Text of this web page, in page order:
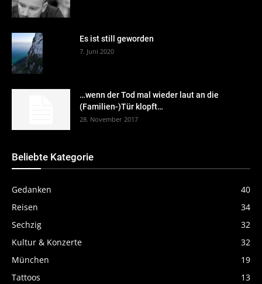
Es ist still geworden
7. Juni 2020
…wenn der Tod mal wieder laut an die
(Familien-)Tür klopft…
28. November 2017
Beliebte Kategorie
Gedanken
40
Reisen
34
Sechzig
32
Kultur & Konzerte
32
München
19
Tattoos
13